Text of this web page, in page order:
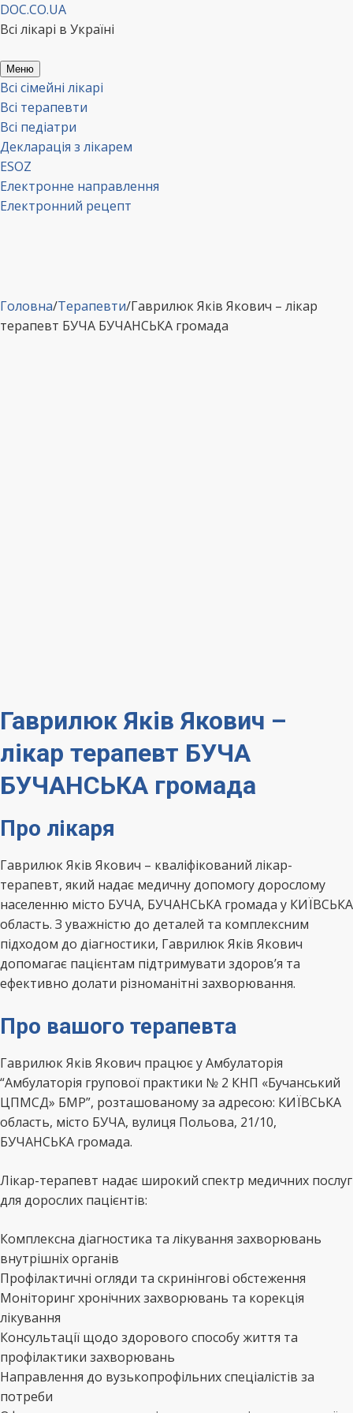
Перейти
до
DOC.CO.UA
Всі лікарі в Україні
Меню
Всі сімейні лікарі
Всі терапевти
Всі педіатри
Декларація з лікарем
ESOZ
Електронне направлення
Електронний рецепт
Головна/Терапевти/Гаврилюк Яків Якович – лікар
терапевт БУЧА БУЧАНСЬКА громада
Гаврилюк Яків Якович –
лікар терапевт БУЧА
БУЧАНСЬКА громада
Про лікаря
Гаврилюк Яків Якович – кваліфікований лікар-
терапевт, який надає медичну допомогу дорослому
населенню місто БУЧА, БУЧАНСЬКА громада у КИЇВСЬКА
область. З уважністю до деталей та комплексним
підходом до діагностики, Гаврилюк Яків Якович
допомагає пацієнтам підтримувати здоров’я та
ефективно долати різноманітні захворювання.
Про вашого терапевта
Гаврилюк Яків Якович працює у Амбулаторія
“Амбулаторія групової практики № 2 КНП «Бучанський
ЦПМСД» БМР”, розташованому за адресою: КИЇВСЬКА
область, місто БУЧА, вулиця Польова, 21/10,
БУЧАНСЬКА громада.
Лікар-терапевт надає широкий спектр медичних послуг
для дорослих пацієнтів:
Комплексна діагностика та лікування захворювань
внутрішніх органів
Профілактичні огляди та скринінгові обстеження
Моніторинг хронічних захворювань та корекція
лікування
Консультації щодо здорового способу життя та
профілактики захворювань
Направлення до вузькопрофільних спеціалістів за
потреби